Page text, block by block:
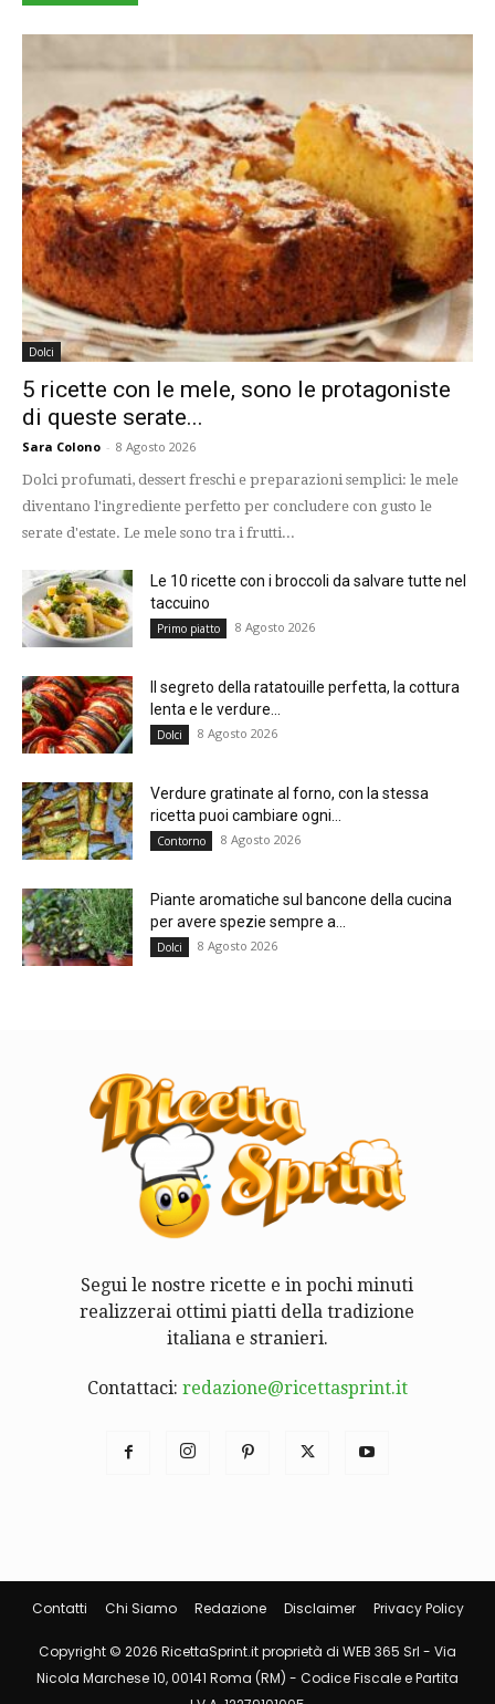
Dolci
5 ricette con le mele, sono le protagoniste
di queste serate...
Sara Colono - 8 Agosto 2026
Dolci profumati, dessert freschi e preparazioni semplici: le mele
diventano l'ingrediente perfetto per concludere con gusto le
serate d'estate. Le mele sono tra i frutti...
Le 10 ricette con i broccoli da salvare tutte nel
taccuino
Primo piatto 8 Agosto 2026
Il segreto della ratatouille perfetta, la cottura
lenta e le verdure...
Dolci 8 Agosto 2026
Verdure gratinate al forno, con la stessa
ricetta puoi cambiare ogni...
Contorno 8 Agosto 2026
Piante aromatiche sul bancone della cucina
per avere spezie sempre a...
Dolci 8 Agosto 2026
Segui le nostre ricette e in pochi minuti
realizzerai ottimi piatti della tradizione
italiana e stranieri.
Contattaci: redazione@ricettasprint.it
Contatti Chi Siamo Redazione Disclaimer Privacy Policy
Copyright © 2026 RicettaSprint.it proprietà di WEB 365 Srl - Via
Nicola Marchese 10, 00141 Roma (RM) - Codice Fiscale e Partita